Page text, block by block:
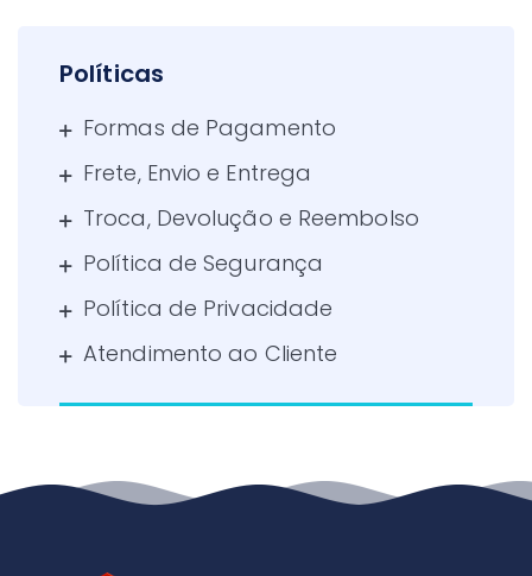
Políticas
Formas de Pagamento
Frete, Envio e Entrega
Troca, Devolução e Reembolso
Política de Segurança
Política de Privacidade
Atendimento ao Cliente